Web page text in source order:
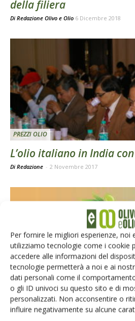
Per fornire le migliori esperienze, noi
utilizziamo tecnologie come i cookie
accedere alle informazioni del
tecnologie permetterà a noi e ai
dati personali come il
o gli ID univoci su questo sito e di
personalizzati. Non acconsentire o
influire negativamente su alcune
della filiera
Di Redazione Olivo e Olio 6 Dicembre 2018
PREZZI OLIO
L’olio italiano in India
Di Redazione - 2 Novembre 2017
NEWS
È nata l’interprofessione
olive da mensa